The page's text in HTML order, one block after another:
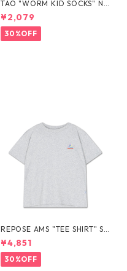
TAO "WORM KID SOCKS" NA
VY The Animals Observator
y
¥2,079
30%OFF
REPOSE AMS "TEE SHIRT" SS
26-80
¥4,851
30%OFF